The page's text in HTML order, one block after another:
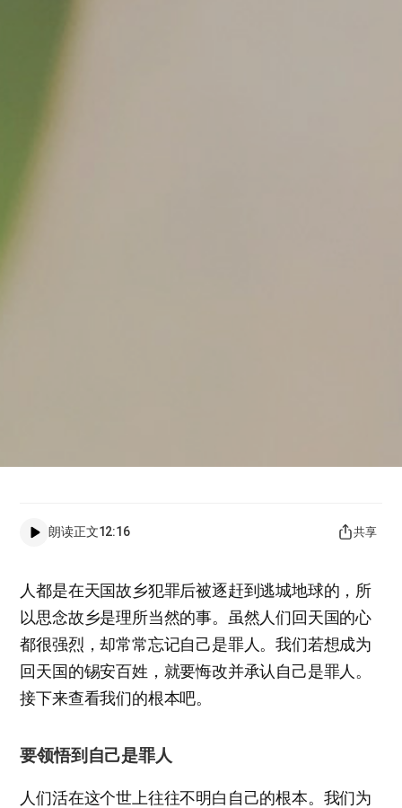
朗读正文12:16 共享
人都是在天国故乡犯罪后被逐赶到逃城地球的，所
以思念故乡是理所当然的事。虽然人们回天国的心
都很强烈，却常常忘记自己是罪人。我们若想成为
回天国的锡安百姓，就要悔改并承认自己是罪人。
接下来查看我们的根本吧。
要领悟到自己是罪人
人们活在这个世上往往不明白自己的根本。我们为